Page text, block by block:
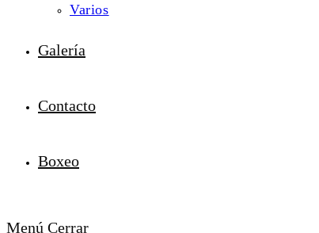
Varios
Galería
Contacto
Boxeo
Menú Cerrar